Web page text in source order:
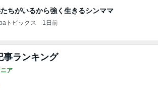
ちがいるから強く生きるシンママ
トピックス 1日前
事ランキング
ア